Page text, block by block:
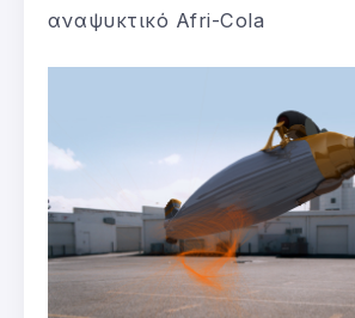
αναψυκτικό Afri-Cola